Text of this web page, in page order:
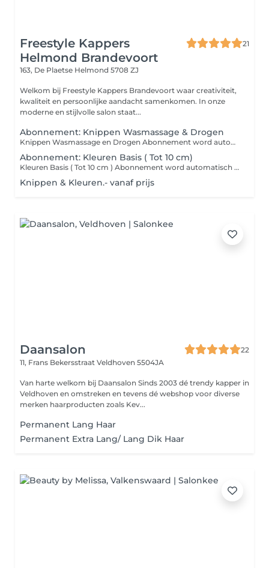
Freestyle Kappers
Helmond Brandevoort
21
163, De Plaetse Helmond 5708 ZJ
Welkom bij Freestyle Kappers Brandevoort waar creativiteit,
kwaliteit en persoonlijke aandacht samenkomen. In onze
moderne en stijlvolle salon staat...
Abonnement: Knippen Wasmassage & Drogen
Knippen Wasmassage en Drogen Abonnement word automatisch 1x per maand afgeschreven: Brons 34,- ( 1x per maand ) Zilver 39,- ( 2x per maand ) Goud 55,- ( onbeperkt ) (Exclusief 3,5% slimknippen)
Abonnement: Kleuren Basis ( Tot 10 cm)
Kleuren Basis ( Tot 10 cm ) Abonnement word automatisch 1x per maand afgeschreven: Brons 39,50 ( 1x per maand ) Zilver 44,00 ( 2x per maand ) Inc Wassen en Drogen ( Niet Föhnen ) (Exclusief 3,5% slimknippen)
Knippen & Kleuren.- vanaf prijs
Daansalon
22
11, Frans Bekersstraat Veldhoven 5504JA
Van harte welkom bij Daansalon Sinds 2003 dé trendy kapper in
Veldhoven en omstreken en tevens dé webshop voor diverse
merken haarproducten zoals Kev...
Permanent Lang Haar
Permanent Extra Lang/ Lang Dik Haar